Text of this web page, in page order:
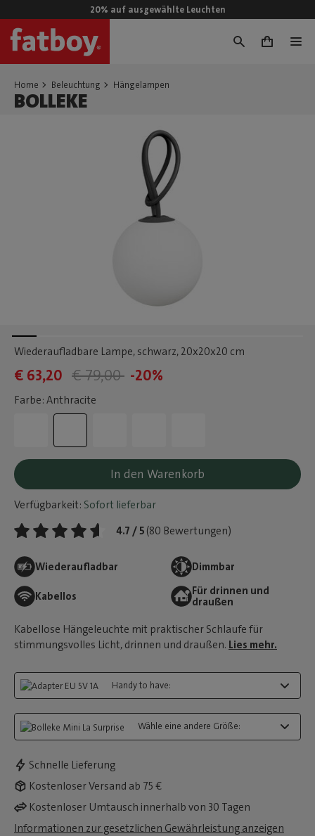
20% auf ausgewählte Leuchten
0
Home Beleuchtung Hängelampen
BOLLEKE
Wiederaufladbare Lampe, schwarz, 20x20x20 cm
€ 63,20 € 79,00 -20%
Farbe: Anthracite
In den Warenkorb
Verfügbarkeit: Sofort lieferbar
4.7 / 5 (80 Bewertungen)
Wiederaufladbar Dimmbar
Kabellos
Für drinnen und
draußen
Kabellose Hängeleuchte mit praktischer Schlaufe für
stimmungsvolles Licht, drinnen und draußen. Lies mehr.
Handy to have:
Wähle eine andere Größe:
Schnelle Lieferung
Kostenloser Versand ab 75 €
Kostenloser Umtausch innerhalb von 30 Tagen
Informationen zur gesetzlichen Gewährleistung anzeigen